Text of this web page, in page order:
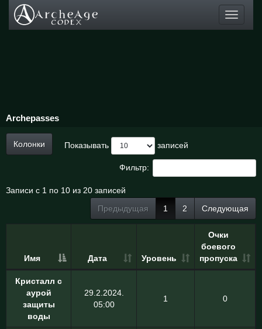
Toggle
Archepasses
Колонки Показывать записей
Фильтр:
Записи с 1 по 10 из 20 записей
Предыдущая
1 2 Следующая
Имя Дата Уровень
Очки
боевого
пропуска
Кристалл с
аурой
защиты
воды
29.2.2024.
05:00
1 0